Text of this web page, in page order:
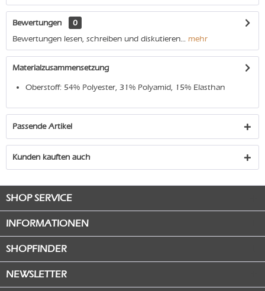
Bewertungen
0
Bewertungen lesen, schreiben und diskutieren... mehr
Materialzusammensetzung
Oberstoff: 54% Polyester, 31% Polyamid, 15% Elasthan
Passende Artikel
Kunden kauften auch
SHOP SERVICE
INFORMATIONEN
SHOPFINDER
NEWSLETTER